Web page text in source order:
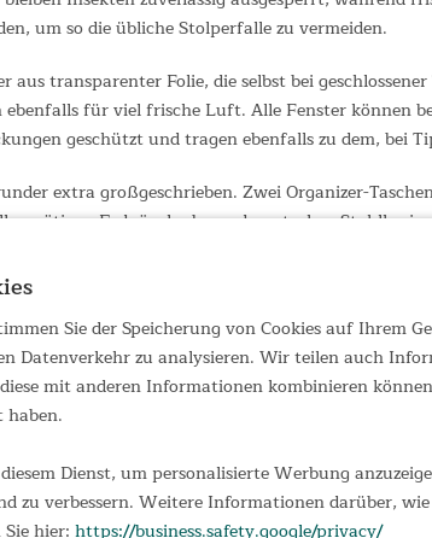
um so die übliche Stolperfalle zu vermeiden.
aus transparenter Folie, die selbst bei
für viel frische Luft. Alle Fenster können
geschützt und tragen ebenfalls zu dem, bei
extra großgeschrieben. Zwei Organizer-
nötigen Erdnägeln, besonders starken
der Urlaub dann vorbei ist, macht die
Funktion als Dauerwohnstätte verloren.
des Wohnens und Lebens in der freien
ist zudem eine Innenkabine zum
ermöglichen. Nur eins unterscheidet das
Sie der Speicherung von Cookies auf Ihrem
Datenverkehr zu analysieren. Wir teilen auch
mit anderen Informationen kombinieren
haben.
Dienst, um personalisierte Werbung
zu verbessern. Weitere Informationen darüber,
hier: https://business.safety.google/privacy/